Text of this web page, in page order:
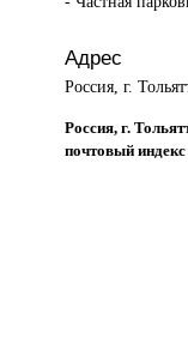
Адрес
Россия, г.
Россия, г.
почтовый